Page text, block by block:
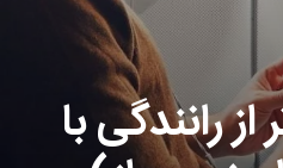
از رانندگی با